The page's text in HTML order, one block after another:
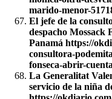
marido-menor-
El jefe de la
despacho Mossack
Panamá https://
consultora-
fonseca-abrir-
La Generalitat
servicio de la niña